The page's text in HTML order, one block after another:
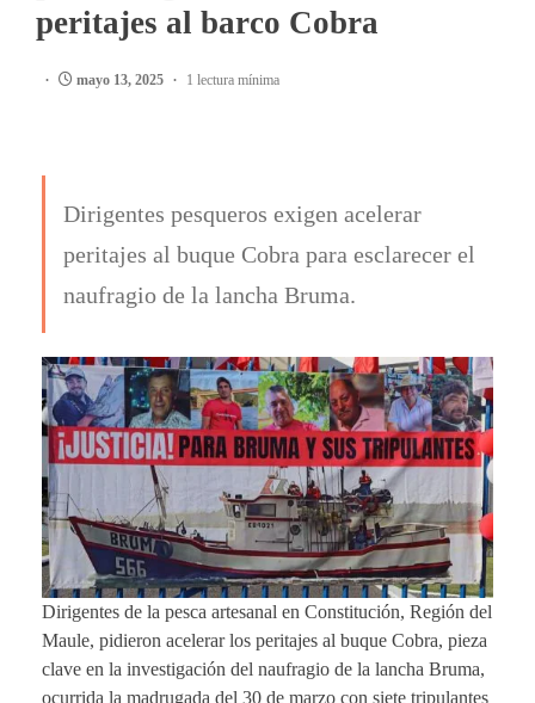
peritajes al barco Cobra
mayo 13, 2025 1 lectura mínima
Dirigentes pesqueros exigen acelerar
peritajes al buque Cobra para esclarecer el
naufragio de la lancha Bruma.
Dirigentes de la pesca artesanal en Constitución, Región del
Maule, pidieron acelerar los peritajes al buque Cobra, pieza
clave en la investigación del naufragio de la lancha Bruma,
ocurrida la madrugada del 30 de marzo con siete tripulantes